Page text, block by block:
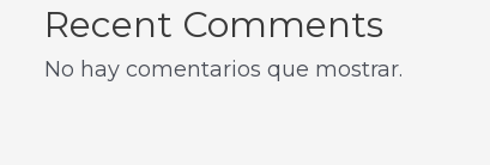
Recent Comments
No hay comentarios que mostrar.